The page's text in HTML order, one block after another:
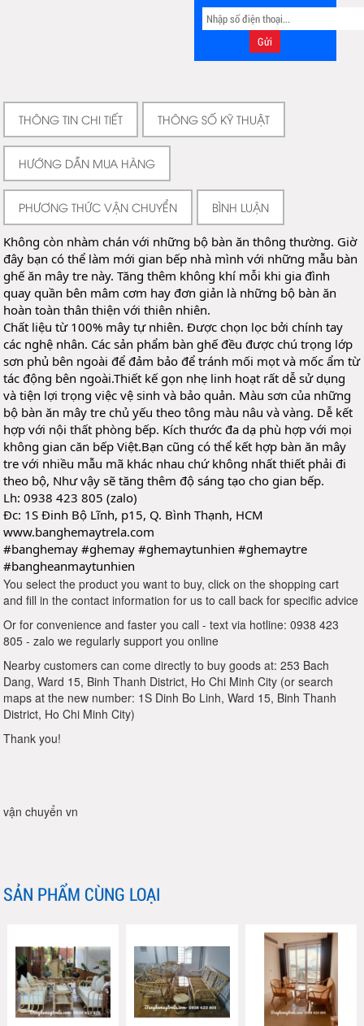
THÔNG TIN CHI TIẾT THÔNG SỐ KỸ THUẬT
HƯỚNG DẪN MUA HÀNG
PHƯƠNG THỨC VẬN CHUYỂN BÌNH LUẬN
Không còn nhàm chán với những bộ bàn ăn thông thường. Giờ
đây bạn có thể làm mới gian bếp nhà mình với những mẫu bàn
ghế ăn mây tre này. Tăng thêm không khí mỗi khi gia đình
quay quần bên mâm cơm hay đơn giản là những bộ bàn ăn
hoàn toàn thân thiện với thiên nhiên.
Chất liệu từ 100% mây tự nhiên. Được chọn lọc bởi chính tay
các nghệ nhân. Các sản phẩm bàn ghế đều được chú trọng lớp
sơn phủ bên ngoài để đảm bảo để tránh mối mọt và mốc ẩm từ
tác động bên ngoài.Thiết kế gọn nhẹ linh hoạt rất dễ sử dụng
và tiện lợi trọng việc vệ sinh và bảo quản. Màu sơn của những
bộ bàn ăn mây tre chủ yếu theo tông màu nâu và vàng. Dễ kết
hợp với nội thất phòng bếp. Kích thước đa dạ phù hợp với mọi
không gian căn bếp Việt.Bạn cũng có thể kết hợp bàn ăn mây
tre với nhiều mẫu mã khác nhau chứ không nhất thiết phải đi
theo bộ, Như vậy sẽ tăng thêm độ sáng tạo cho gian bếp.
Lh: 0938 423 805 (zalo)
Đc: 1S Đinh Bộ Lĩnh, p15, Q. Bình Thạnh, HCM
www.banghemaytrela.com
#banghemay #ghemay #ghemaytunhien #ghemaytre
#bangheanmaytunhien
You select the product you want to buy, click on the shopping cart
and fill in the contact information for us to call back for specific advice
Or for convenience and faster you call - text via hotline: 0938 423
805 - zalo we regularly support you online
Nearby customers can come directly to buy goods at: 253 Bach
Dang, Ward 15, Binh Thanh District, Ho Chi Minh City (or search
maps at the new number: 1S Dinh Bo Linh, Ward 15, Binh Thanh
District, Ho Chi Minh City)
Thank you!
vận chuyển vn
SẢN PHẨM CÙNG LOẠI